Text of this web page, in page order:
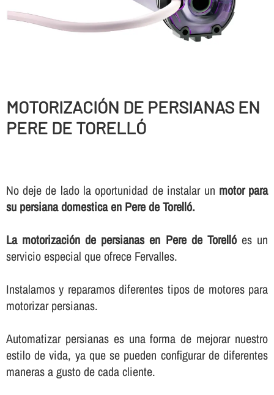
MOTORIZACIÓN DE PERSIANAS EN
PERE DE TORELLÓ
No deje de lado la oportunidad de instalar un motor para
su persiana domestica en Pere de Torelló.
La motorización de persianas en Pere de Torellóes un
servicio especial que ofrece Fervalles.
Instalamos y reparamos diferentes tipos de motores para
motorizar persianas.
Automatizar persianas es una forma de mejorar nuestro
estilo de vida, ya que se pueden configurar de diferentes
maneras a gusto de cada cliente.